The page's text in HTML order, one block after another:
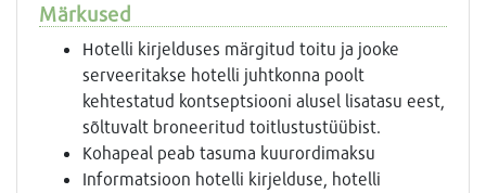
Märkused
Hotelli kirjelduses märgitud toitu ja jooke
serveeritakse hotelli juhtkonna poolt
kehtestatud kontseptsiooni alusel lisatasu eest,
sõltuvalt broneeritud toitlustustüübist.
Kohapeal peab tasuma kuurordimaksu
Informatsioon hotelli kirjelduse, hotelli